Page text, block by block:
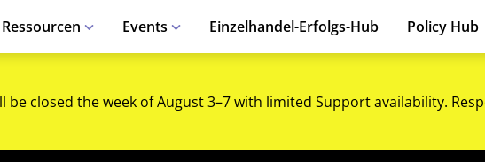
Ressourcen Events Einzelhandel-Erfolgs-Hub Policy Hub
be closed the week of August 3–7 with limited Support availability.